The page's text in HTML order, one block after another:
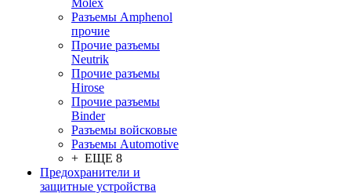
Molex
Разъемы Amphenol
прочие
Прочие разъемы
Neutrik
Прочие разъемы
Hirose
Прочие разъемы
Binder
Разъемы войсковые
Разъeмы Automotive
+ ЕЩЕ 8
Предохранители и
защитные устройства